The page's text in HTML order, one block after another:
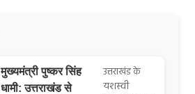
मुख्यमंत्री पुष्कर सिंह
धामी: उत्तराखंड से
उत्तराखंड के
यशस्वी